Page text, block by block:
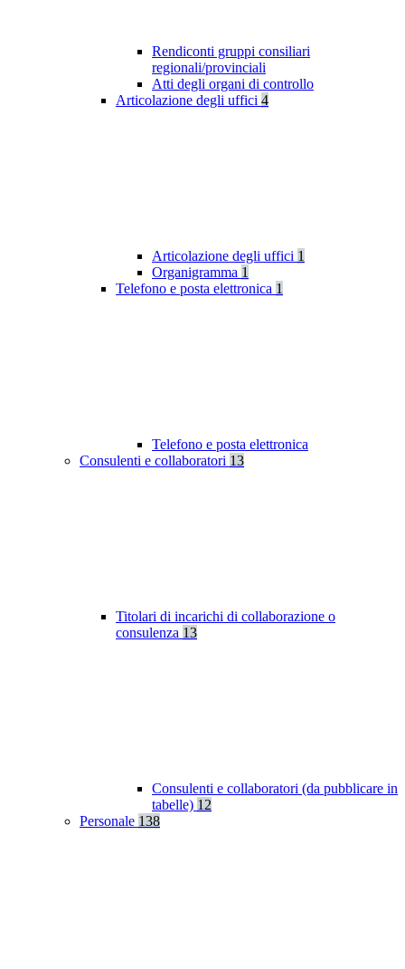
Rendiconti gruppi consiliari
regionali/provinciali
Atti degli organi di controllo
Articolazione degli uffici 4
Articolazione degli uffici 1
Organigramma 1
Telefono e posta elettronica 1
Telefono e posta elettronica
Consulenti e collaboratori 13
Titolari di incarichi di collaborazione o
consulenza 13
Consulenti e collaboratori (da pubblicare in
tabelle) 12
Personale 138